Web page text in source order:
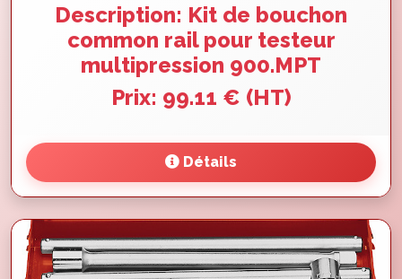
Description: Kit de bouchon
common rail pour testeur
multipression 900.MPT
Prix: 99.11 € (HT)
Détails